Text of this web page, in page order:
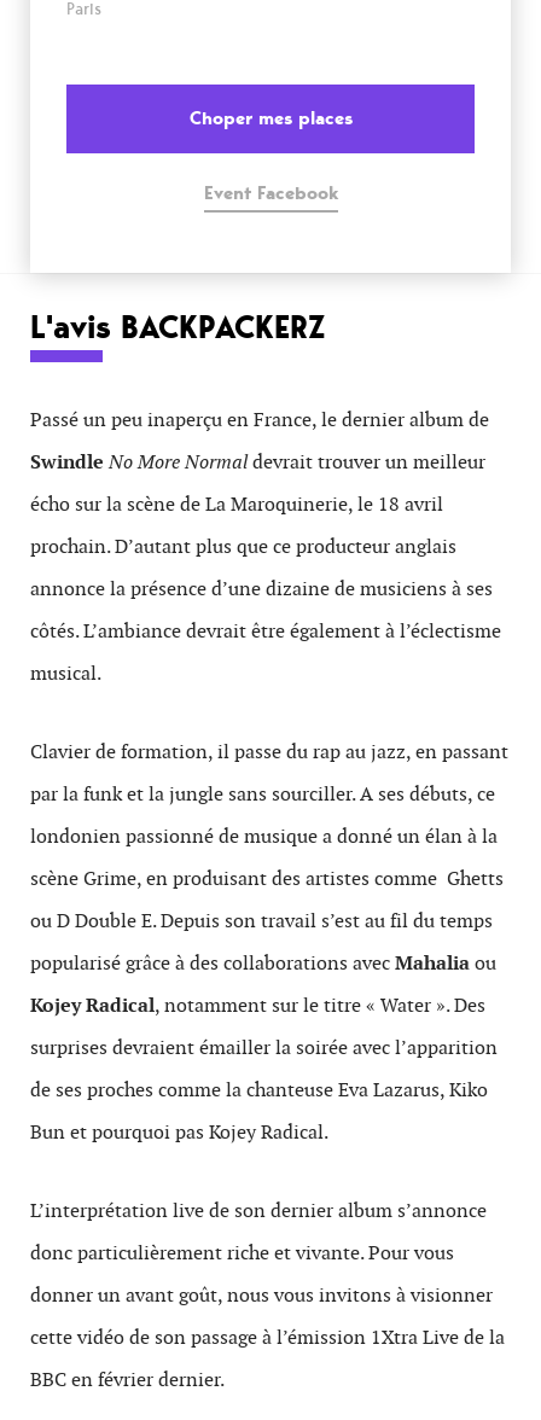
Paris
Choper mes places
Event Facebook
L'avis BACKPACKERZ
Passé un peu inaperçu en France, le dernier album de
Swindle No More Normaldevrait trouver un meilleur
écho sur la scène de La Maroquinerie, le 18 avril
prochain. D’autant plus que ce producteur anglais
annonce la présence d’une dizaine de musiciens à ses
côtés. L’ambiance devrait être également à l’éclectisme
musical.
Clavier de formation, il passe du rap au jazz, en passant
par la funk et la jungle sans sourciller. A ses débuts, ce
londonien passionné de musique a donné un élan à la
scène Grime, en produisant des artistes comme Ghetts
ou D Double E. Depuis son travail s’est au fil du temps
popularisé grâce à des collaborations avecMahaliaou
Kojey Radical, notamment sur le titre « Water ». Des
surprises devraient émailler la soirée avec l’apparition
de ses proches comme la chanteuse Eva Lazarus, Kiko
Bun et pourquoi pas Kojey Radical.
L’interprétation live de son dernier album s’annonce
donc particulièrement riche et vivante. Pour vous
donner un avant goût, nous vous invitons à visionner
cette vidéo de son passage à l’émission 1Xtra Live de la
BBC en février dernier.